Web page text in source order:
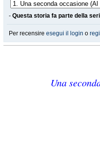
- Questa storia fa parte della
Per recensire esegui il login o
Una